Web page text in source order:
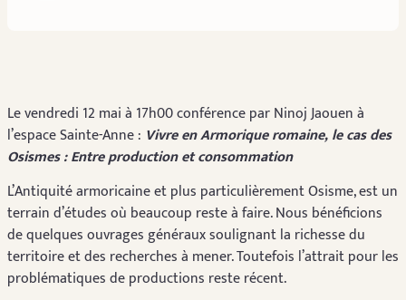
Le vendredi 12 mai à 17h00 conférence par Ninoj Jaouen à
l’espace Sainte-Anne : Vivre en Armorique romaine,le cas des
Osismes : Entre production et consommation
L’Antiquité armoricaine et plus particulièrement Osisme, est un
terrain d’études où beaucoup reste à faire. Nous bénéficions
de quelques ouvrages généraux soulignant la richesse du
territoire et des recherches à mener. Toutefois l’attrait pour les
problématiques de productions reste récent.